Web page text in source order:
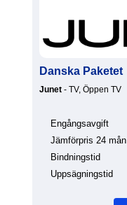
Danska Paketet
Junet - TV, Öppen TV
Engångsavgift
Jämförpris 24 mån
Bindningstid
Uppsägningstid